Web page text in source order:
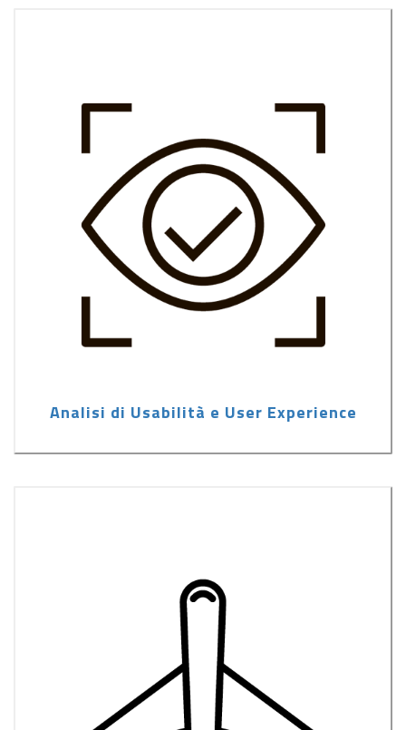
Analisi di Usabilità e User Experience